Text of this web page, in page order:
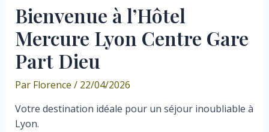
Bienvenue à l’Hôtel
Mercure Lyon Centre Gare
Part Dieu
Par Florence / 22/04/2026
Votre destination idéale pour un séjour inoubliable à
Lyon.